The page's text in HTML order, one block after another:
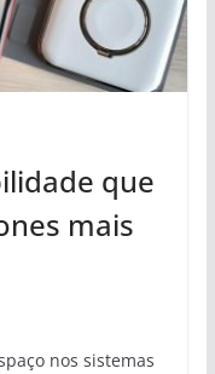
que
mais
nos sistemas